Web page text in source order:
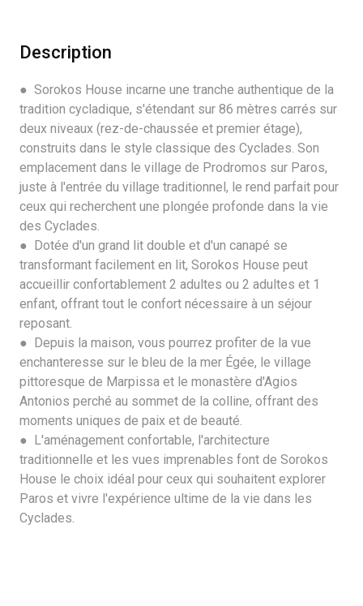
Description
● Sorokos House incarne une tranche authentique de la
tradition cycladique, s'étendant sur 86 mètres carrés sur
deux niveaux (rez-de-chaussée et premier étage),
construits dans le style classique des Cyclades. Son
emplacement dans le village de Prodromos sur Paros,
juste à l'entrée du village traditionnel, le rend parfait pour
ceux qui recherchent une plongée profonde dans la vie
des Cyclades.
● Dotée d'un grand lit double et d'un canapé se
transformant facilement en lit, Sorokos House peut
accueillir confortablement 2 adultes ou 2 adultes et 1
enfant, offrant tout le confort nécessaire à un séjour
reposant.
● Depuis la maison, vous pourrez profiter de la vue
enchanteresse sur le bleu de la mer Égée, le village
pittoresque de Marpissa et le monastère d'Agios
Antonios perché au sommet de la colline, offrant des
moments uniques de paix et de beauté.
● L'aménagement confortable, l'architecture
traditionnelle et les vues imprenables font de Sorokos
House le choix idéal pour ceux qui souhaitent explorer
Paros et vivre l'expérience ultime de la vie dans les
Cyclades.